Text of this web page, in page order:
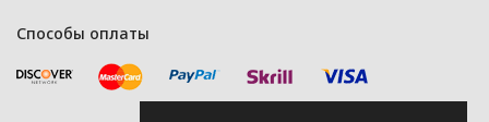
Способы оплаты